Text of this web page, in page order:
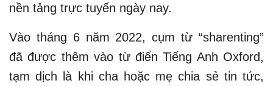
nền tảng trực tuyến ngày nay.
Vào tháng 6 năm 2022, cụm từ “sharenting”
đã được thêm vào từ điển Tiếng Anh Oxford,
tạm dịch là khi cha hoặc mẹ chia sẻ tin tức,